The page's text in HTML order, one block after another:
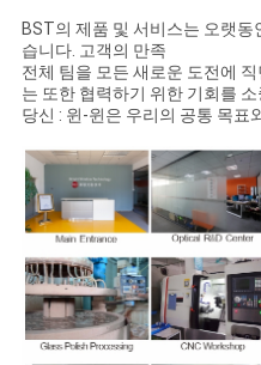
BST의 제품 및 서비스는 오랫
습니다. 고객의 만족
전체 팀을 모든 새로운 도전에
는 또한 협력하기 위한 기회를
당신 : 윈-윈은 우리의 공통 목표